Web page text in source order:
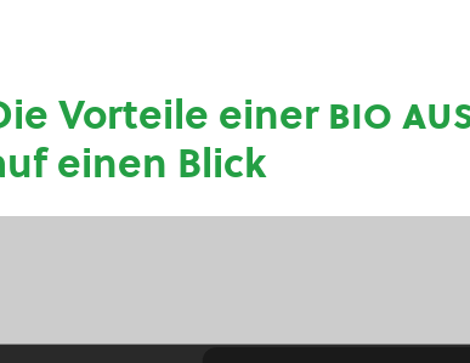
Vorteile einerbio
einen Blick